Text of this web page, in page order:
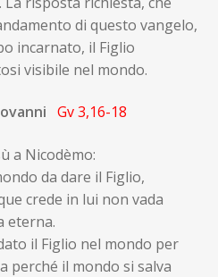
di questo vangelo,
incarnato, il Figlio
visibile nel mondo.
Gv 3,16-18
a Nicodèmo:
da dare il Figlio,
crede in lui non vada
eterna.
il Figlio nel mondo per
perché il mondo si salva